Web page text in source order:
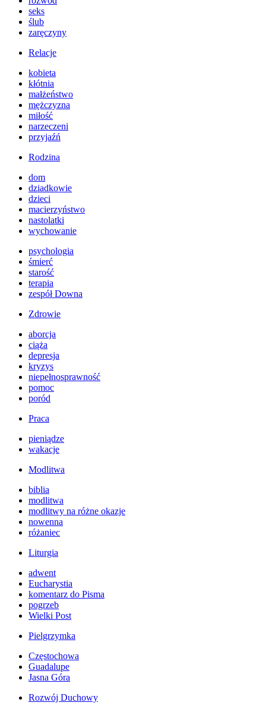
seks
ślub
zaręczyny
Relacje
kobieta
kłótnia
małżeństwo
mężczyzna
miłość
narzeczeni
przyjaźń
Rodzina
dom
dziadkowie
dzieci
macierzyństwo
nastolatki
wychowanie
psychologia
śmierć
starość
terapia
zespół Downa
Zdrowie
aborcja
ciąża
depresja
kryzys
niepełnosprawność
pomoc
poród
Praca
pieniądze
wakacje
Modlitwa
biblia
modlitwa
modlitwy na różne okazje
nowenna
różaniec
Liturgia
adwent
Eucharystia
komentarz do Pisma
pogrzeb
Wielki Post
Pielgrzymka
Częstochowa
Guadalupe
Jasna Góra
Rozwój Duchowy